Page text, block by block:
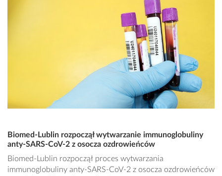
Biomed-Lublin rozpoczął wytwarzanie immunoglobuliny
anty-SARS-CoV-2 z osocza ozdrowieńców
Biomed-Lublin rozpoczął proces wytwarzania
immunoglobuliny anty-SARS-CoV-2 z osocza ozdrowieńców